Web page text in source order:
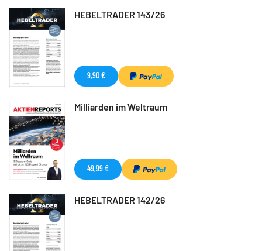
HEBELTRADER 143/26
9,90 €
Milliarden im Weltraum
49,99 €
HEBELTRADER 142/26